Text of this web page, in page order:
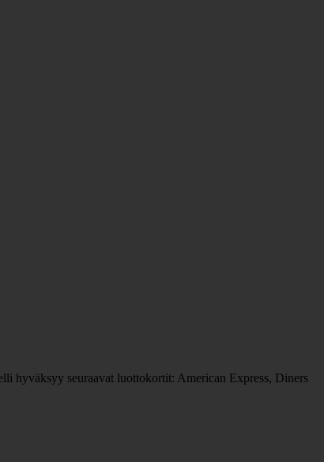
hyväksyy seuraavat luottokortit: American Express, Diners